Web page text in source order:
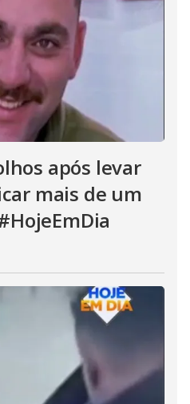
após levar
mais de um